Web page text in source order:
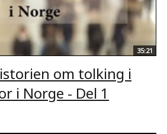
35:21
om tolking i
i Norge - Del 1